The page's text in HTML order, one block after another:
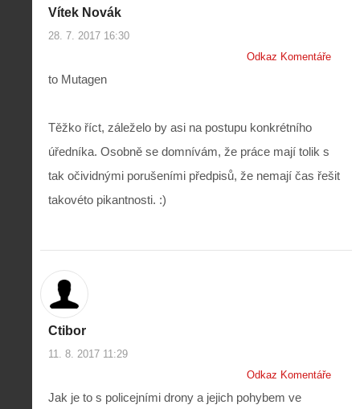
Vítek Novák
28. 7. 2017 16:30
Odkaz Komentáře
to Mutagen
Těžko říct, záleželo by asi na postupu konkrétního
úředníka. Osobně se domnívám, že práce mají tolik s
tak očividnými porušeními předpisů, že nemají čas řešit
takovéto pikantnosti. :)
Ctibor
11. 8. 2017 11:29
Odkaz Komentáře
Jak je to s policejními drony a jejich pohybem ve